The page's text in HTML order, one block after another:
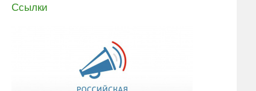
Ссылки